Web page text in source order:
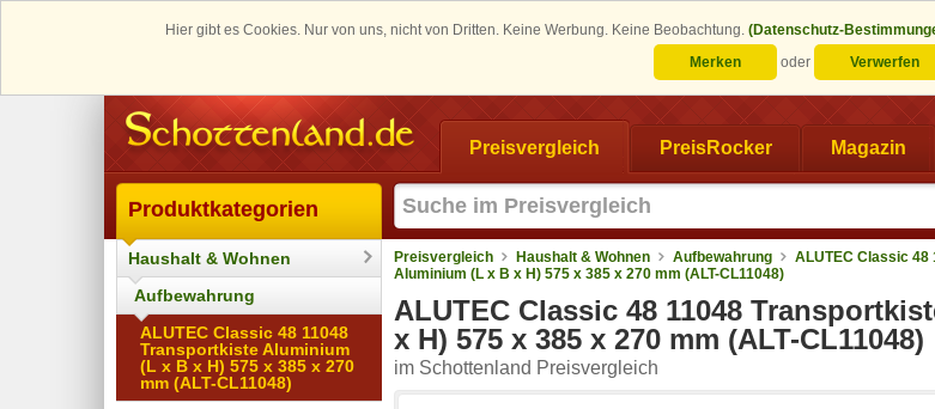
Hier gibt es Cookies. Nur von uns, nicht von Dritten. Keine Werbung. Keine Beobachtung. (Datenschutz-
Merken
oder Verwerfen
Preisvergleich PreisRocker Magazin
Produktkategorien
Haushalt & Wohnen
Aufbewahrung
ALUTEC Classic 48 11048
Transportkiste Aluminium
(L x B x H) 575 x 385 x 270
mm (ALT-CL11048)
Preisvergleich Haushalt & Wohnen Aufbewahrung
ALUTEC Classic 48
Aluminium (L x B x H) 575 x 385 x 270 mm (ALT-CL11048)
ALUTEC Classic 48 11048
x H) 575 x 385 x 270 mm (ALT-CL11048)
im Schottenland Preisvergleich